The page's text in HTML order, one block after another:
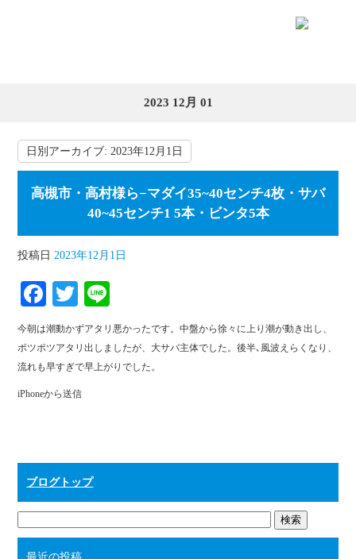
2023 12月 01
日別アーカイブ:2023年12月1日
高槻市・高村様ら−マダイ35~40センチ4枚・サバ
40~45センチ1 5本・ビンタ5本
投稿日 2023年12月1日
Fa
ce
bo
ok
T
wi
tte
r
ne
今朝は潮動かずアタリ悪かったです。中盤から徐々に上り潮が動き出し、
ポツポツアタリ出しましたが、大サバ主体でした。後半､風波えらくなり、
流れも早すぎで早上がりでした。
iPhoneから送信
ブログトップ